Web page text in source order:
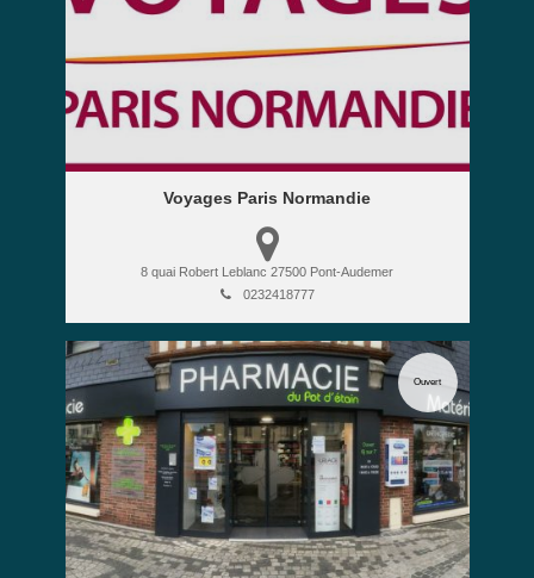
Voyages Paris Normandie
8 quai Robert Leblanc 27500 Pont-Audemer
0232418777
Ouvert